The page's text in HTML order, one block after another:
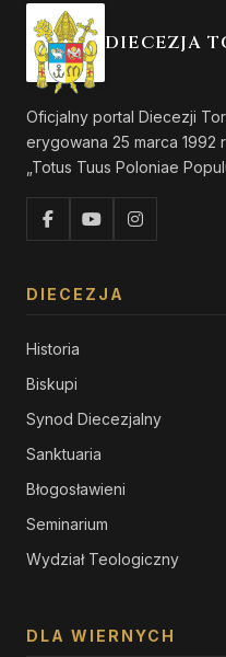
DIECEZJA
Oficjalny portal Diecezji
erygowana 25 marca 1992
„Totus Tuus Poloniae
DIECEZJA
Historia
Biskupi
Synod Diecezjalny
Sanktuaria
Błogosławieni
Seminarium
Wydział Teologiczny
DLA WIERNYCH